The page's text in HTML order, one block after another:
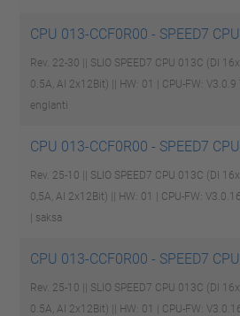
CPU 013-CCF0R00 - SPEED7
Rev. 22-30 || SLIO SPEED7 CPU 013C (DI
0.5A, AI 2x12Bit) || HW: 01 | CPU-FW: V3.0.9
englanti
CPU 013-CCF0R00 - SPEED7
Rev. 25-10 || SLIO SPEED7 CPU 013C (DI
0,5A, AI 2x12Bit) || HW: 01 | CPU-FW: V3.0.16
| saksa
CPU 013-CCF0R00 - SPEED7
Rev. 25-10 || SLIO SPEED7 CPU 013C (DI
0.5A, AI 2x12Bit) || HW: 01 | CPU-FW: